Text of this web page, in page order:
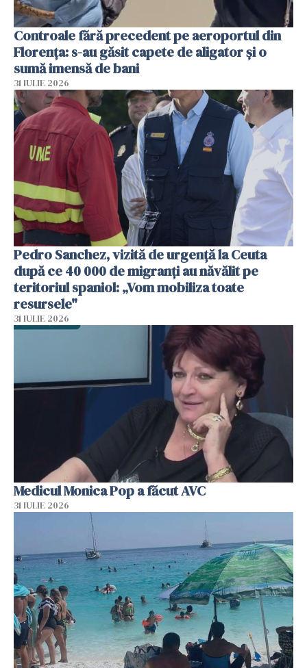
Controale fără precedent pe aeroportul din
Florența: s-au găsit capete de aligator și o
sumă imensă de bani
31 IULIE 2026
Pedro Sanchez, vizită de urgență la Ceuta
după ce 40 000 de migranți au năvălit pe
teritoriul spaniol: „Vom mobiliza toate
resursele"
31 IULIE 2026
Medicul Monica Pop a făcut AVC
31 IULIE 2026